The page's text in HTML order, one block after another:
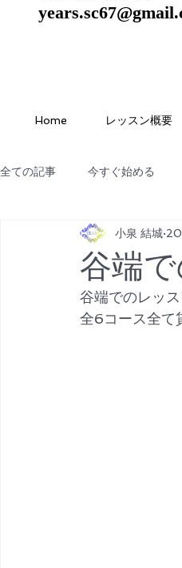
Home レッスン概要
全ての記事 今すぐ始める
谷端
小泉 結城
谷端でのレッ
全6コース全て